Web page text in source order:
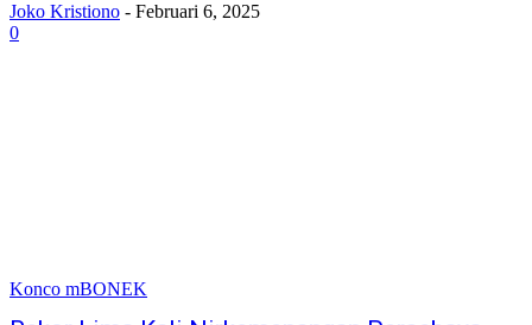
Joko Kristiono - Februari 6, 2025
0
Konco mBONEK